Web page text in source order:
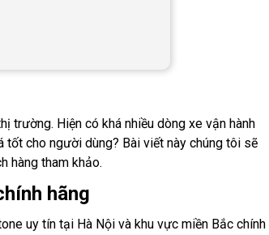
trường. Hiện có khá nhiều dòng xe vận hành
cho người dùng? Bài viết này chúng tôi sẽ
hàng tham khảo.
hãng
uy tín tại Hà Nội và khu vực miền Bắc chính